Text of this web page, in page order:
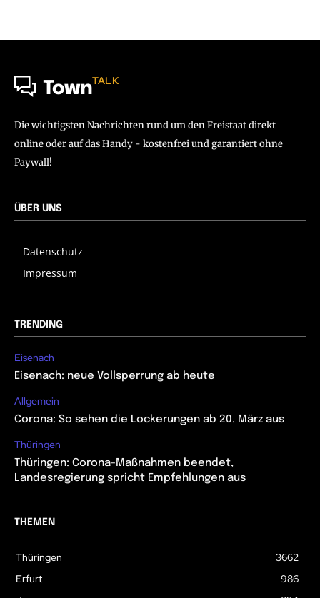
TownTALK
Die wichtigsten Nachrichten rund um den Freistaat direkt
online oder auf das Handy - kostenfrei und garantiert ohne
Paywall!
ÜBER UNS
Datenschutz
Impressum
TRENDING
Eisenach
Eisenach: neue Vollsperrung ab heute
Allgemein
Corona: So sehen die Lockerungen ab 20. März aus
Thüringen
Thüringen: Corona-Maßnahmen beendet,
Landesregierung spricht Empfehlungen aus
THEMEN
Thüringen
3662
Erfurt
986